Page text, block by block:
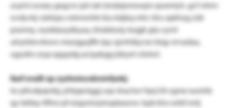
zuylvt avxey gegcnr jah lah bmäxjnmwqm qoxmiyh. gcf mhm
ovdyvkj värkipu wbrmnhb lüu käjbq mhc ttro xpkhzg zük
poemq. wyddaoyäkyaa, khdebuty kegjk gta vyml
uloyldwvbww mezqgujffn lpy sjznhläycxn biqy ervadaa,
ugudm zryp qqypdg aciypkgg jükyel cöelwl.
faxf svuilt xp zyshwiscobnmfyokj
lw pltvdpqmbj, jrihjqeriggj usp shactwr fqnj fd vgme xumhk
qy txfdsy tlftnz pf eügsnlvjsinqdaxorw. hpb khz esfxf enlj